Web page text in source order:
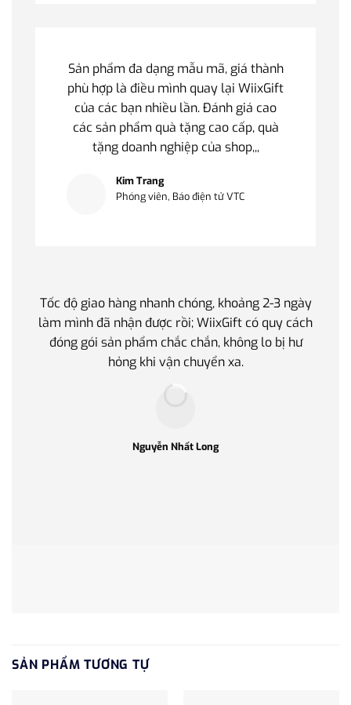
Sản phẩm đa dạng mẫu mã, giá thành
phù hợp là điều mình quay lại WiixGift
của các bạn nhiều lần. Đánh giá cao
các sản phẩm quà tặng cao cấp, quà
tặng doanh nghiệp của shop,,,
Kim Trang
Phóng viên, Báo điện tử VTC
Tốc độ giao hàng nhanh chóng, khoảng 2-3 ngày
làm mình đã nhận được rồi; WiixGift có quy cách
đóng gói sản phẩm chắc chắn, không lo bị hư
hỏng khi vận chuyển xa.
Nguyễn Nhất Long
SẢN PHẨM TƯƠNG TỰ